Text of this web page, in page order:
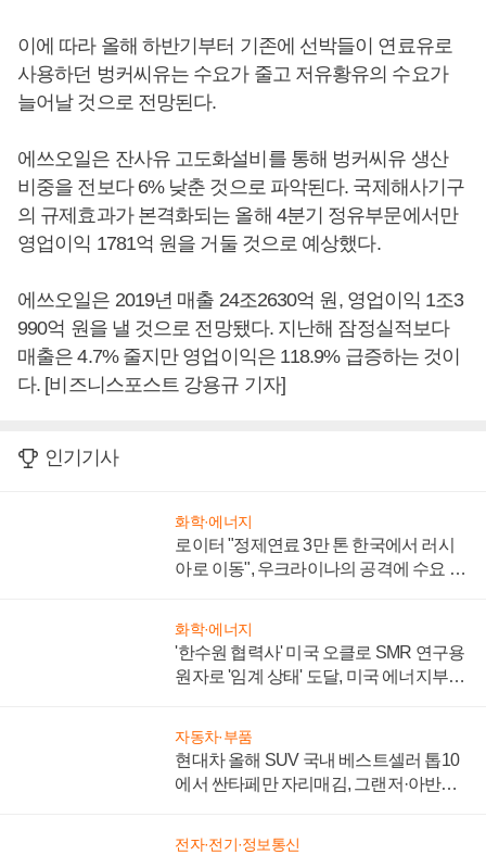
이에 따라 올해 하반기부터 기존에 선박들이 연료유로
사용하던 벙커씨유는 수요가 줄고 저유황유의 수요가
늘어날 것으로 전망된다.
에쓰오일은 잔사유 고도화설비를 통해 벙커씨유 생산
비중을 전보다 6% 낮춘 것으로 파악된다. 국제해사기구
의 규제효과가 본격화되는 올해 4분기 정유부문에서만
영업이익 1781억 원을 거둘 것으로 예상했다.
에쓰오일은 2019년 매출 24조2630억 원, 영업이익 1조3
990억 원을 낼 것으로 전망됐다. 지난해 잠정실적보다
매출은 4.7% 줄지만 영업이익은 118.9% 급증하는 것이
다. [비즈니스포스트 강용규 기자]
인기기사
화학·에너지
로이터 "정제연료 3만 톤 한국에서 러시
아로 이동", 우크라이나의 공격에 수요 늘
화학·에너지
'한수원 협력사' 미국 오클로 SMR 연구용
원자로 '임계 상태' 도달, 미국 에너지부
자동차·부품
현대차 올해 SUV 국내 베스트셀러 톱10
에서 싼타페만 자리매김, 그랜저·아반떼
전자·전기·정보통신